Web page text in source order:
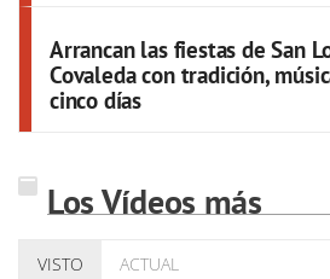
Arrancan las fiestas de San
Covaleda con tradición,
cinco días
Los Vídeos más
VISTO ACTUAL